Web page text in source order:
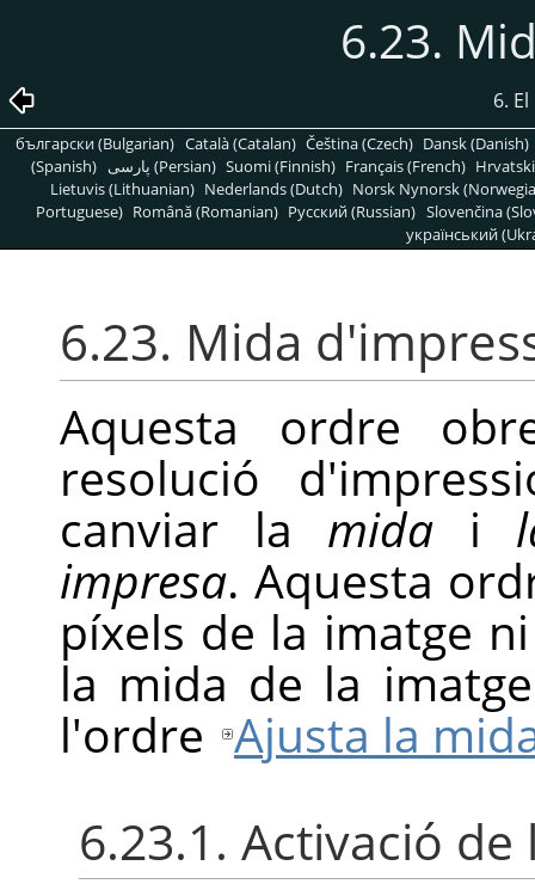
6.23.
6.
български (Bulgarian) Català (Catalan) Čeština (Czech) Dansk (Danish)
(Spanish)
پارسی (Persian) Suomi (Finnish) Français (French)
Lietuvis (Lithuanian) Nederlands (Dutch) Norsk Nynorsk
Portuguese) Română (Romanian) Pусский (Russian) Slovenčina
український
6.23. Mida
Aquesta ordre
resolució
canviar la mida i
impresa. Aquesta
píxels de la imatge
la mida de la
l'ordre Ajusta la
6.23.1. Activació